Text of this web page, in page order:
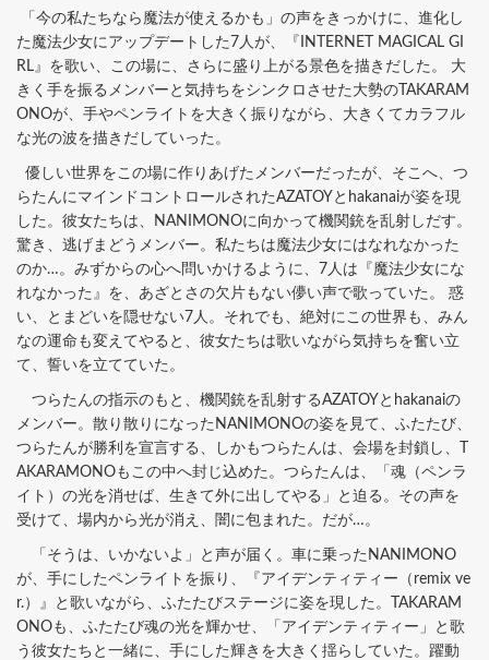
「今の私たちなら魔法が使えるかも」の声をきっかけに、進化し
た魔法少女にアップデートした7人が、『INTERNET MAGICAL GI
RL』を歌い、この場に、さらに盛り上がる景色を描きだした。 大
きく手を振るメンバーと気持ちをシンクロさせた大勢のTAKARAM
ONOが、手やペンライトを大きく振りながら、大きくてカラフル
な光の波を描きだしていった。
優しい世界をこの場に作りあげたメンバーだったが、そこへ、つ
らたんにマインドコントロールされたAZATOYとhakanaiが姿を現
した。彼女たちは、NANIMONOに向かって機関銃を乱射しだす。
驚き、逃げまどうメンバー。私たちは魔法少女にはなれなかった
のか…。みずからの心へ問いかけるように、7人は『魔法少女にな
れなかった』を、あざとさの欠片もない儚い声で歌っていた。 惑
い、とまどいを隠せない7人。それでも、絶対にこの世界も、みん
なの運命も変えてやると、彼女たちは歌いながら気持ちを奮い立
て、誓いを立てていた。
つらたんの指示のもと、機関銃を乱射するAZATOYとhakanaiの
メンバー。散り散りになったNANIMONOの姿を見て、ふたたび、
つらたんが勝利を宣言する、しかもつらたんは、会場を封鎖し、T
AKARAMONOもこの中へ封じ込めた。つらたんは、「魂（ペンラ
イト）の光を消せば、生きて外に出してやる」と迫る。その声を
受けて、場内から光が消え、闇に包まれた。だが…。
「そうは、いかないよ」と声が届く。車に乗ったNANIMONO
が、手にしたペンライトを振り、『アイデンティティー（remix ve
r.）』と歌いながら、ふたたびステージに姿を現した。TAKARAM
ONOも、ふたたび魂の光を輝かせ、「アイデンティティー」と歌
う彼女たちと一緒に、手にした輝きを大きく揺らしていた。躍動